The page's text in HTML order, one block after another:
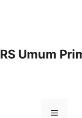
RS Umum
Menu